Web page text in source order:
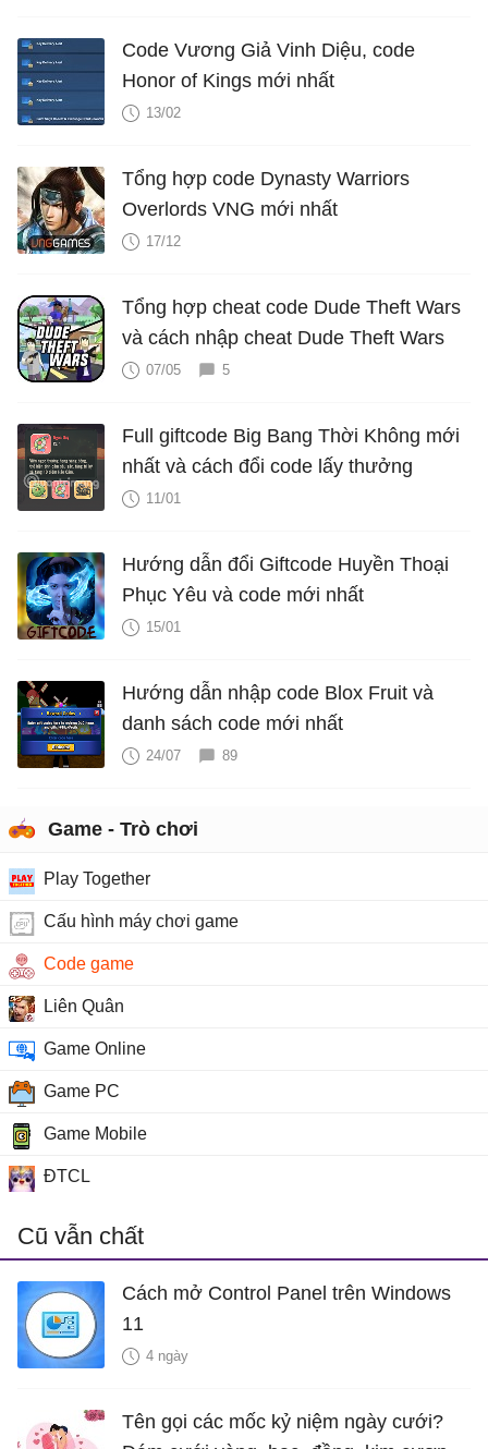
Code Vương Giả Vinh Diệu, code
Honor of Kings mới nhất
13/02
Tổng hợp code Dynasty Warriors
Overlords VNG mới nhất
17/12
Tổng hợp cheat code Dude Theft Wars
và cách nhập cheat Dude Theft Wars
07/05 5
Full giftcode Big Bang Thời Không mới
nhất và cách đổi code lấy thưởng
11/01
Hướng dẫn đổi Giftcode Huyền Thoại
Phục Yêu và code mới nhất
15/01
Hướng dẫn nhập code Blox Fruit và
danh sách code mới nhất
24/07 89
Game - Trò chơi
Play Together
Cấu hình máy chơi game
Code game
Liên Quân
Game Online
Game PC
Game Mobile
ĐTCL
Cũ vẫn chất
Cách mở Control Panel trên Windows
11
4 ngày
Tên gọi các mốc kỷ niệm ngày cưới?